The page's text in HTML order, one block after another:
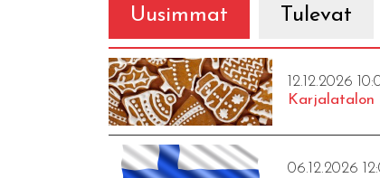
Uusimmat Tulevat
12.12.2026
Karjalatalon
06.12.2026